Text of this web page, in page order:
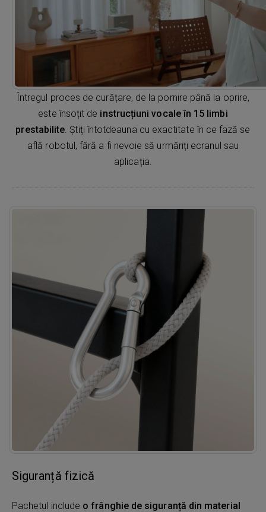
Întregul proces de curățare, de la pornire până la oprire,
este însoțit de instrucțiuni vocale în 15 limbi
prestabilite . Știți întotdeauna cu exactitate în ce fază se
află robotul, fără a fi nevoie să urmăriți ecranul sau
aplicația.
Siguranță fizică
Pachetul include o frânghie de siguranță din material